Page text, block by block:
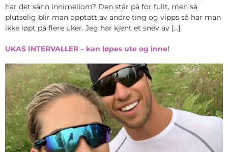
har det sånn innimellom? Den står på for fullt, men så
plutselig blir man opptatt av andre ting og vipps så har man
ikke løpt på flere uker. Jeg har kjent et snev av […]
UKAS INTERVALLER – kan løpes ute og inne!